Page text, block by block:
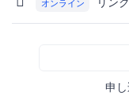
オンライン
申